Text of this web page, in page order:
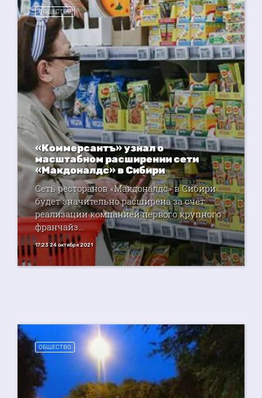
ОБЩЕСТВО
«Коммерсантъ» узнал о
масштабном расширении сети
«Макдоналдс» в Сибири
Сеть ресторанов «Макдоналдс» в Сибири
будет значительно расширена за счет
реализации компанией первого крупного
франчайз...
17:23 24 октября 2021
ОБЩЕСТВО